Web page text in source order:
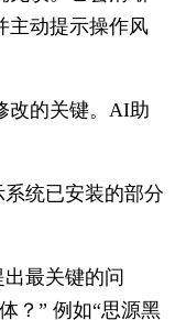
主动提示操作风
改的关键。AI助
系统已安装的部分
最关键的问
？” 例如“思源黑